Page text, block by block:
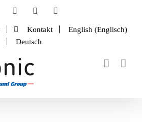
FacebookLinkedInInstagram
Kontakt English (Englisch)
Deutsch